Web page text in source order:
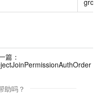
篇：
助吗？